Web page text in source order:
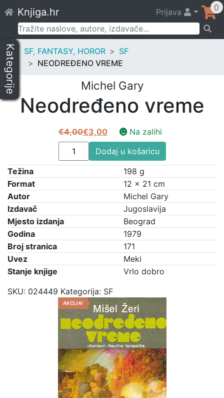
to
content
Knjiga.hr Prijava 0
Pretraži:
Kategorije SF, FANTASY, HOROR
SF
NEODREĐENO VREME
Michel Gary
Neodređeno vreme
€4,00
Izvorna
cijena
bila
€3,00
Trenutna
cijena
je:
Na zalihi
Neodređeno
vreme
Dodaj u košaricu
Težina
198 g
Format
12 × 21 cm
Autor
Michel Gary
Izdavač
Jugoslavija
Mjesto izdanja
Beograd
Godina
1979
Broj stranica
171
Uvez
Meki
Stanje knjige
Vrlo dobro
SKU: 024449 Kategorija: SF
AKCIJA!